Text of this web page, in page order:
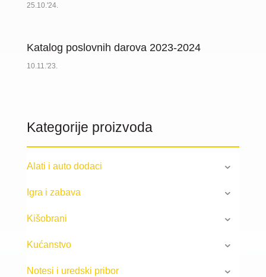
25.10.'24.
Katalog poslovnih darova 2023-2024
10.11.'23.
Kategorije proizvoda
Alati i auto dodaci
Igra i zabava
Kišobrani
Kućanstvo
Notesi i uredski pribor